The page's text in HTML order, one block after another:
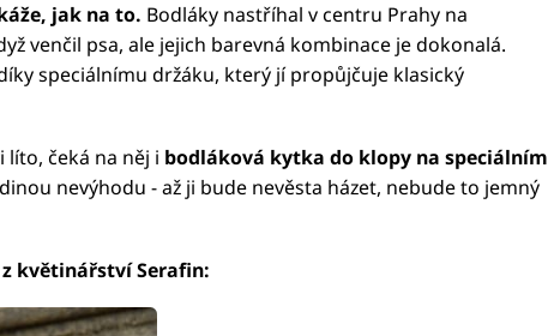
jak na to. Bodláky nastříhal v centru Prahy na
venčil psa, ale jejich barevná kombinace je dokonalá.
speciálnímu držáku, který jí propůjčuje klasický
líto, čeká na něj i bodláková kytka do klopy na speciálním
nevýhodu - až ji bude nevěsta házet, nebude to jemný
květinářství Serafin: